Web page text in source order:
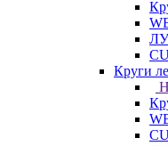
Круги